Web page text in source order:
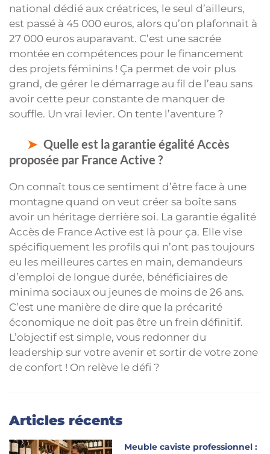
national dédié aux créatrices, le seul d’ailleurs,
est passé à 45 000 euros, alors qu’on plafonnait à
27 000 euros auparavant. C’est une sacrée
montée en compétences pour le financement
des projets féminins ! Ça permet de voir plus
grand, de gérer le démarrage au fil de l’eau sans
avoir cette peur constante de manquer de
souffle. Un vrai levier. On tente l’aventure ?
Quelle est la garantie égalité Accès
proposée par France Active ?
On connaît tous ce sentiment d’être face à une
montagne quand on veut créer sa boîte sans
avoir un héritage derrière soi. La garantie égalité
Accès de France Active est là pour ça. Elle vise
spécifiquement les profils qui n’ont pas toujours
eu les meilleures cartes en main, demandeurs
d’emploi de longue durée, bénéficiaires de
minima sociaux ou jeunes de moins de 26 ans.
C’est une manière de dire que la précarité
économique ne doit pas être un frein définitif.
L’objectif est simple, vous redonner du
leadership sur votre avenir et sortir de votre zone
de confort ! On relève le défi ?
Articles récents
Meuble caviste professionnel :